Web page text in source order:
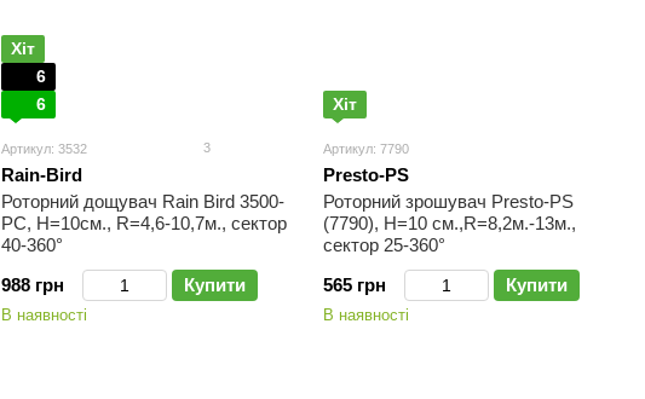
Хіт
6
6
Артикул: 3532 3
Rain-Bird
Роторний дощувач Rain Bird 3500-
PC, H=10см., R=4,6-10,7м., сектор
40-360°
988 грн
Купити
В наявності
Хіт
Артикул: 7790
Presto-PS
Роторний зрошувач Presto-PS
(7790), H=10 см.,R=8,2м.-13м.,
сектор 25-360°
565 грн
Купити
В наявності